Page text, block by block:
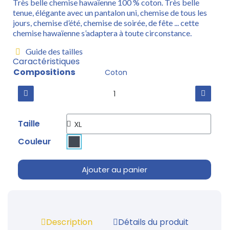
Très belle chemise hawaïenne 100 % coton. Très belle
tenue, élégante avec un pantalon uni, chemise de tous les
jours, chemise d’été, chemise de soirée, de fête ... cette
chemise hawaïenne s’adaptera à toute circonstance.
Guide des tailles
Caractéristiques
Compositions
Coton
Taille
Couleur
Ajouter au panier
Description
Détails du produit